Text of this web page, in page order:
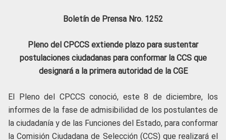
Boletín de Prensa Nro. 1252
Pleno del CPCCS extiende plazo para sustentar
postulaciones ciudadanas para conformar la CCS que
designará a la primera autoridad de la CGE
El Pleno del CPCCS conoció, este 8 de diciembre, los
informes de la fase de admisibilidad de los postulantes de
la ciudadanía y de las Funciones del Estado, para conformar
la Comisión Ciudadana de Selección (CCS) que realizará el